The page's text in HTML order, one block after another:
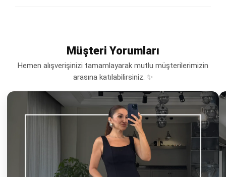
Müşteri Yorumları
Hemen alışverişinizi tamamlayarak mutlu müşterilerimizin
arasına katılabilirsiniz. ✨